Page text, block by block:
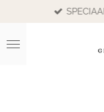
naar
de